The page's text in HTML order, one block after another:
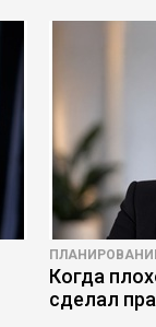
Когда
сделал